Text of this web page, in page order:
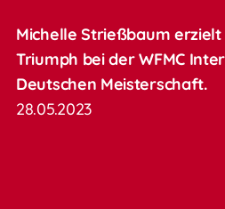
Michelle Strießbaum
Triumph bei der WFMC
Deutschen Meisterschaft.
28.05.2023